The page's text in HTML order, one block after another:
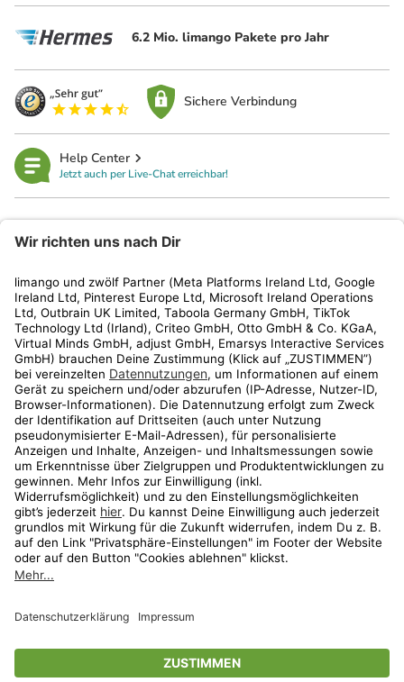
6.2 Mio. limango Pakete pro Jahr
Sichere Verbindung
Help Center
Jetzt auch per Live-Chat erreichbar!
Kundenservice
Shop
Aktionen
Travel